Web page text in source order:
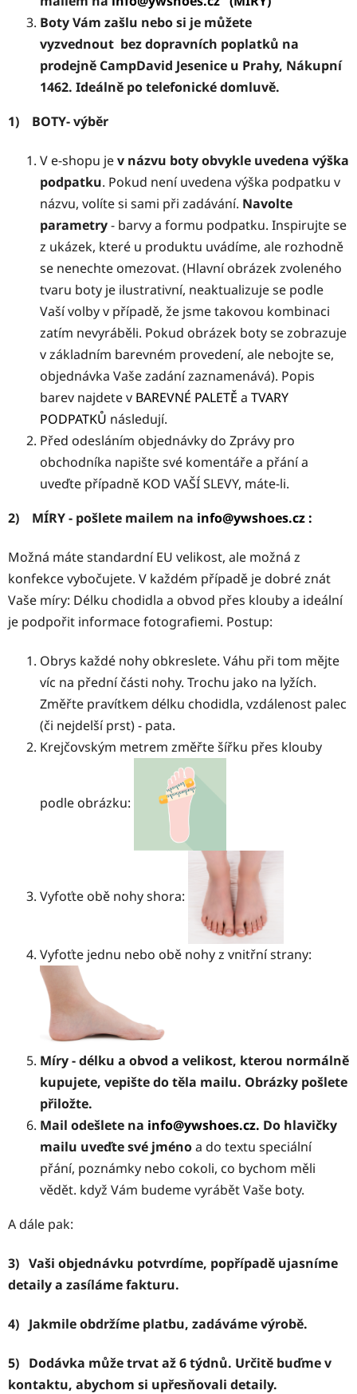
Boty Vám zašlu nebo si je můžete
vyzvednout bez dopravních poplatků na
prodejně CampDavid Jesenice u Prahy, Nákupní
1462. Ideálně po telefonické domluvě.
1) BOTY- výběr
V e-shopu jev názvu boty obvykle uvedena výška
podpatku. Pokud není uvedena výška podpatku v
názvu, volíte si sami při zadávání. Navolte
parametry- barvy a formu podpatku. Inspirujte se
z ukázek, které u produktu uvádíme, ale rozhodně
se nenechte omezovat. (Hlavní obrázek zvoleného
tvaru boty je ilustrativní, neaktualizuje se podle
Vaší volby v případě, že jsme takovou kombinaci
zatím nevyráběli. Pokud obrázek boty se zobrazuje
v základním barevném provedení, ale nebojte se,
objednávka Vaše zadání zaznamenává). Popis
barev najdete v BAREVNÉ PALETĚ a TVARY
PODPATKŮ následují.
Před odesláním objednávky do Zprávy pro
obchodníka napište své komentáře a přání a
uveďte případně KOD VAŠÍ SLEVY, máte-li.
2) MÍRY - pošlete mailem na info@ywshoes.cz :
Možná máte standardní EU velikost, ale možná z
konfekce vybočujete. V každém případě je dobré znát
Vaše míry: Délku chodidla a obvod přes klouby a ideální
je podpořit informace fotografiemi. Postup:
Obrys každé nohy obkreslete. Váhu při tom mějte
víc na přední části nohy. Trochu jako na lyžích.
Změřte pravítkem délku chodidla, vzdálenost palec
(či nejdelší prst) - pata.
Krejčovským metrem změřte šířku přes klouby
podle obrázku:
Vyfoťte obě nohy shora:
Vyfoťte jednu nebo obě nohy z vnitřní strany:
Míry - délku a obvod a velikost, kterou normálně
kupujete, vepište do těla mailu. Obrázky pošlete
přiložte.
Mail odešlete na info@ywshoes.cz. Do hlavičky
mailu uveďte své jménoa do textu speciální
přání, poznámky nebo cokoli, co bychom měli
vědět. když Vám budeme vyrábět Vaše boty.
A dále pak:
3) Vaši objednávku potvrdíme, popřípadě ujasníme
detaily a zasíláme fakturu.
4) Jakmile obdržíme platbu, zadáváme výrobě.
5) Dodávka může trvat až 6 týdnů. Určitě buďme v
kontaktu, abychom si upřesňovali detaily.